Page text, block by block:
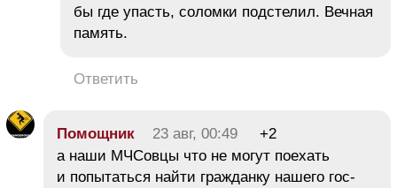
бы где упасть, соломки подстелил. Вечная
память.
Ответить
Помощник 23 авг, 00:49
+2
а наши МЧСовцы что не могут поехать
и попытаться найти гражданку нашего гос-